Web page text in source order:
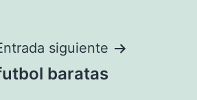
siguiente
baratas